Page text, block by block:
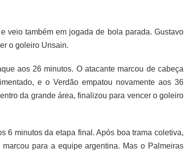
veio também em jogada de bola parada. Gustavo
o goleiro Unsain.
aos 26 minutos. O atacante marcou de cabeça
e o Verdão empatou novamente aos 36
da grande área, finalizou para vencer o goleiro
6 minutos da etapa final. Após boa trama coletiva,
para a equipe argentina. Mas o Palmeiras